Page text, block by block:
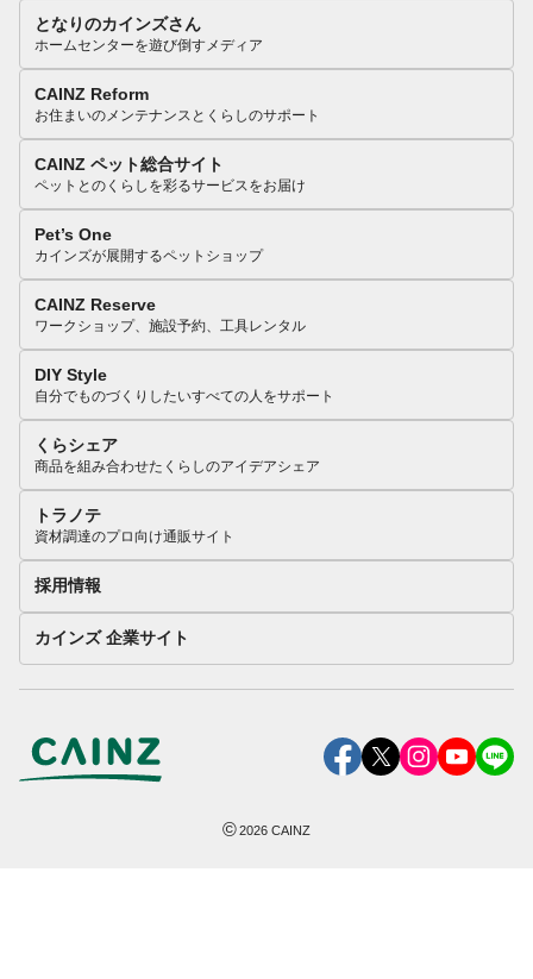
となりのカインズさん
ホームセンターを遊び倒すメディア
CAINZ Reform
お住まいのメンテナンスとくらしのサポート
CAINZ ペット総合サイト
ペットとのくらしを彩るサービスをお届け
Pet’s One
カインズが展開するペットショップ
CAINZ Reserve
ワークショップ、施設予約、工具レンタル
DIY Style
自分でものづくりしたいすべての人をサポート
くらシェア
商品を組み合わせたくらしのアイデアシェア
トラノテ
資材調達のプロ向け通販サイト
採用情報
カインズ 企業サイト
©2026 CAINZ